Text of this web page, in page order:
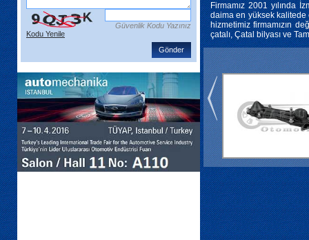
Güvenlik Kodu Yazınız
Kodu Yenile
Gönder
Firmamız 2001 yılında
daima en yüksek kalitede
hizmetimiz firmamızın
çatalı, Çatal bilyası ve